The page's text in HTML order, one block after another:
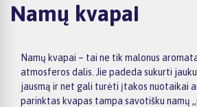
Namų kvapai
Namų kvapai – tai ne tik malonus
atmosferos dalis. Jie padeda sukurti
jausmą ir net gali turėti įtakos nuotaikai
parinktas kvapas tampa savotišku namų